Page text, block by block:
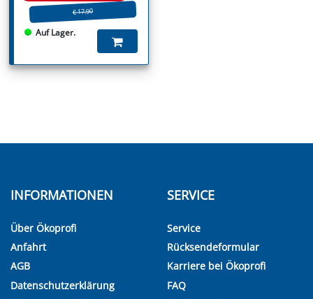
€ 17.90
Auf Lager.
INFORMATIONEN
Über Ökoprofi
Anfahrt
AGB
Datenschutzerklärung
SERVICE
Service
Rücksendeformular
Karriere bei Ökoprofi
FAQ